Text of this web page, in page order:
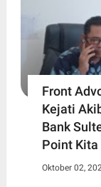
Front
Kejati
Bank
Point Kita
Oktober 02,